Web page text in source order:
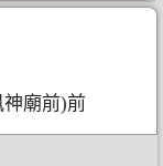
廟前)前